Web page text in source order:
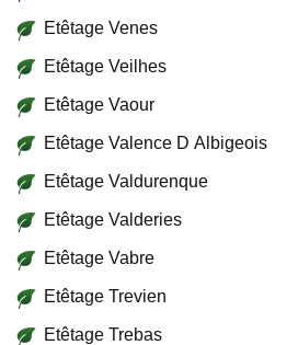
Etêtage Venes
Etêtage Veilhes
Etêtage Vaour
Etêtage Valence D Albigeois
Etêtage Valdurenque
Etêtage Valderies
Etêtage Vabre
Etêtage Trevien
Etêtage Trebas